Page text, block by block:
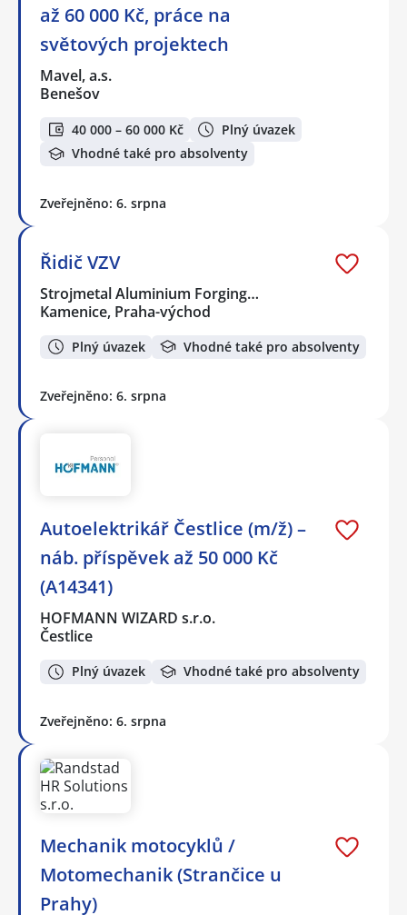
až 60 000 Kč, práce na
světových projektech
Mavel, a.s.
Benešov
40 000 – 60 000 Kč
Plný úvazek
Vhodné také pro absolventy
Zveřejněno: 6. srpna
Řidič VZV
Strojmetal Aluminium Forging…
Kamenice, Praha-východ
Plný úvazek Vhodné také pro absolventy
Zveřejněno: 6. srpna
Autoelektrikář Čestlice (m/ž) –
náb. příspěvek až 50 000 Kč
(A14341)
HOFMANN WIZARD s.r.o.
Čestlice
Plný úvazek Vhodné také pro absolventy
Zveřejněno: 6. srpna
Mechanik motocyklů /
Motomechanik (Strančice u
Prahy)